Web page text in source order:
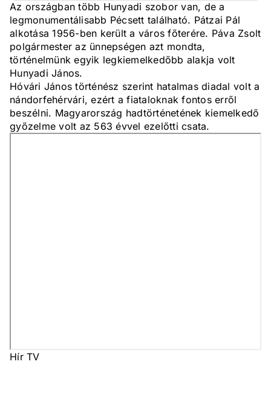
Az országban több Hunyadi szobor van, de a
legmonumentálisabb Pécsett található. Pátzai Pál
alkotása 1956-ben került a város főterére. Páva Zsolt
polgármester az ünnepségen azt mondta,
történelmünk egyik legkiemelkedőbb alakja volt
Hunyadi János.
Hóvári János történész szerint hatalmas diadal volt a
nándorfehérvári, ezért a fiataloknak fontos erről
beszélni. Magyarország hadtörténetének kiemelkedő
győzelme volt az 563 évvel ezelőtti csata.
Hír TV